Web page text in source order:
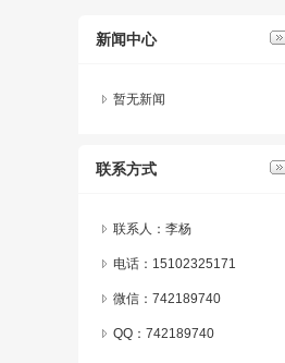
新闻中心
暂无新闻
联系方式
联系人：李杨
电话：15102325171
微信： 742189740
QQ： 742189740